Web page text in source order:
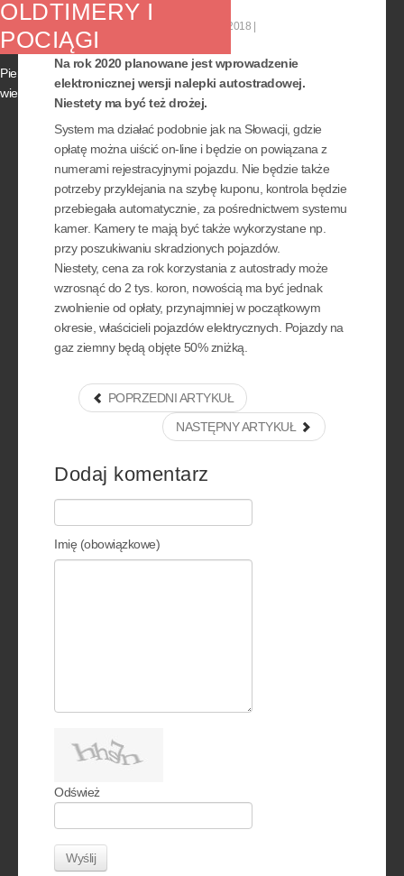
05 marzec 2018
Na rok 2020 planowane jest wprowadzenie
elektronicznej wersji nalepki autostradowej.
Niestety ma być też drożej.
System ma działać podobnie jak na Słowacji, gdzie
opłatę można uiścić on-line i będzie on powiązana z
numerami rejestracyjnymi pojazdu. Nie będzie także
potrzeby przyklejania na szybę kuponu, kontrola będzie
przebiegała automatycznie, za pośrednictwem systemu
kamer. Kamery te mają być także wykorzystane np.
przy poszukiwaniu skradzionych pojazdów.
Niestety, cena za rok korzystania z autostrady może
wzrosnąć do 2 tys. koron, nowością ma być jednak
zwolnienie od opłaty, przynajmniej w początkowym
okresie, właścicieli pojazdów elektrycznych. Pojazdy na
gaz ziemny będą objęte 50% zniżką.
POPRZEDNI ARTYKUŁ
NASTĘPNY ARTYKUŁ
Dodaj komentarz
Imię (obowiązkowe)
Odśwież
Wyślij
OLDTIMERY I
POCIĄGI
Pierwszy czerwcowy weekend przyniesie
wiele wydarzeń, atrakcyjnych nie tylko dla...